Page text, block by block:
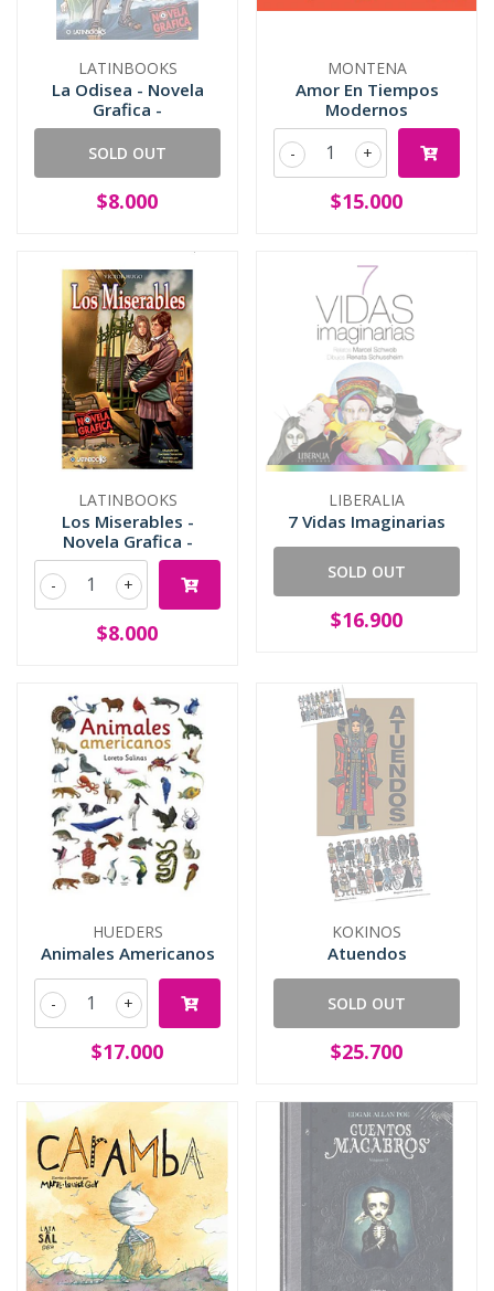
LATINBOOKS
La Odisea - Novela
Grafica -
SOLD OUT
$8.000
MONTENA
Amor En Tiempos
Modernos
+
-
$15.000
LATINBOOKS
Los Miserables -
Novela Grafica -
+
-
$8.000
LIBERALIA
7 Vidas Imaginarias
SOLD OUT
$16.900
HUEDERS
Animales Americanos
+
-
$17.000
KOKINOS
Atuendos
SOLD OUT
$25.700